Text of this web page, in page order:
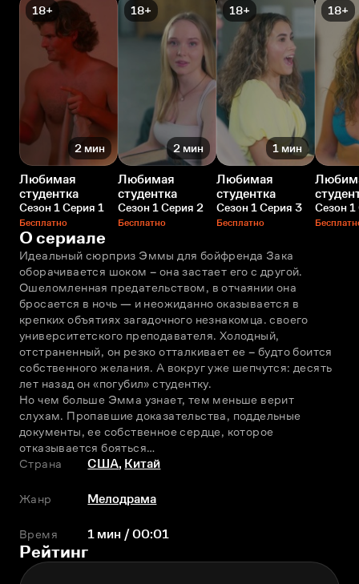
18+
2 мин
Любимая
студентка
Сезон 1 Серия 1
Бесплатно
18+
2 мин
Любимая
студентка
Сезон 1 Серия 2
Бесплатно
18+
1 мин
Любимая
студентка
Сезон 1 Серия 3
Бесплатно
18+
Сезон
О сериале
Идеальный сюрприз Эммы для бойфренда Зака
оборачивается шоком – она застает его с другой.
Ошеломленная предательством, в отчаянии она
бросается в ночь — и неожиданно оказывается в
крепких объятиях загадочного незнакомца. своего
университетского преподавателя. Холодный,
отстраненный, он резко отталкивает ее – будто боится
собственного желания. А вокруг уже шепчутся: десять
лет назад он «погубил» студентку.
Но чем больше Эмма узнает, тем меньше верит
слухам. Пропавшие доказательства, поддельные
документы, ее собственное сердце, которое
отказывается бояться…
Страна
США, Китай
Жанр Мелодрама
Время 1 мин / 00:01
Рейтинг